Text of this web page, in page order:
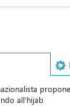
all'hijab